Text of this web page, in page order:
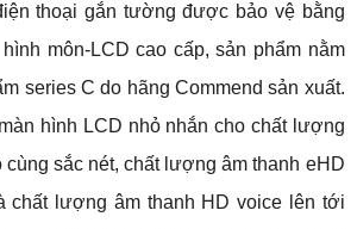
thoại gắn tường được bảo vệ bằng
môn-LCD cao cấp, sản phẩm nằm
series C do hãng Commend sản xuất.
hình LCD nhỏ nhắn cho chất lượng
cùng sắc nét, chất lượng âm thanh eHD
chất lượng âm thanh HD voice lên tới